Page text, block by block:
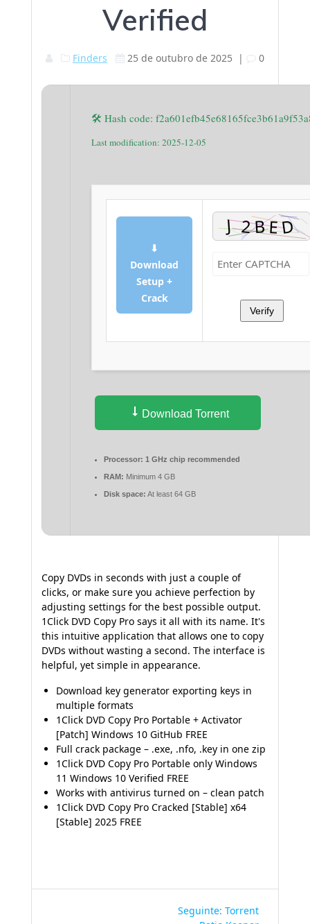
Verified
Finders 25 de outubro de 2025 | 0
🛠 Hash code:
Last modification: 2025-12-05
⬇
Download
Setup +
Crack
Verify
Download Torrent
Processor: 1 GHz chip recommended
RAM: Minimum 4 GB
Disk space: At least 64 GB
Copy DVDs in seconds with just a couple of
clicks, or make sure you achieve perfection by
adjusting settings for the best possible output.
1Click DVD Copy Pro says it all with its name. It's
this intuitive application that allows one to copy
DVDs without wasting a second. The interface is
helpful, yet simple in appearance.
Download key generator exporting keys in
multiple formats
1Click DVD Copy Pro Portable + Activator
[Patch] Windows 10 GitHub FREE
Full crack package – .exe, .nfo, .key in one zip
1Click DVD Copy Pro Portable only Windows
11 Windows 10 Verified FREE
Works with antivirus turned on – clean patch
1Click DVD Copy Pro Cracked [Stable] x64
[Stable] 2025 FREE
Seguinte: Post
Torrent